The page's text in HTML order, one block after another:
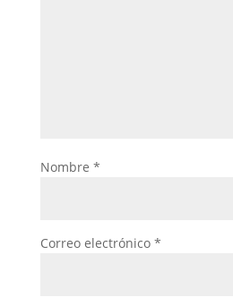
Nombre *
Correo electrónico *